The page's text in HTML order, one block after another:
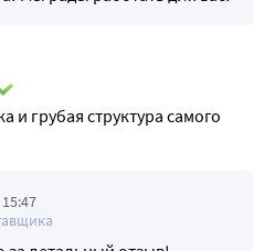
технология улучшает
коже дышать. Застёжка-
полотна делают
материалов и европейских
надёжными и долговечными.
и грубая структура самого